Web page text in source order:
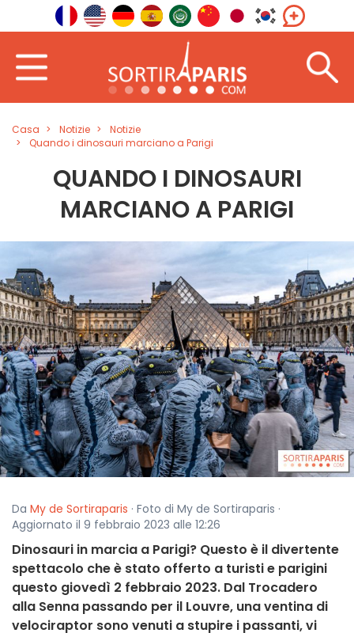
Casa Notizie
Notizie
Quando i dinosauri marciano a Parigi
QUANDO I DINOSAURI
MARCIANO A PARIGI
Da My de Sortiraparis · Foto di My de Sortiraparis ·
Aggiornato il 9 febbraio 2023 alle 12:26
Dinosauri in marcia a Parigi? Questo è il divertente
spettacolo che è stato offerto a turisti e parigini
questo giovedì 2 febbraio 2023. Dal Trocadero
alla Senna passando per il Louvre, una ventina di
velociraptor sono venuti a stupire i passanti, vi